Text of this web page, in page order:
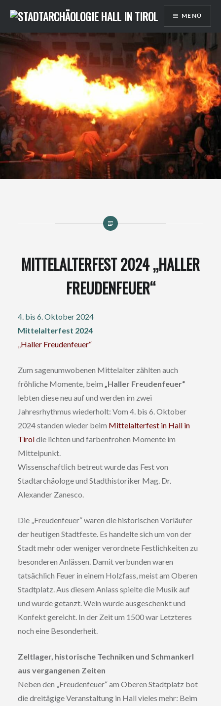
zum
Inhalt
MENÜ
MITTELALTERFEST 2024 „HALLER
FREUDENFEUER“
4. bis 6. Oktober 2024
Mittelalterfest 2024
„Haller Freudenfeuer“
Zum sagenumwobenen Mittelalter zählten auch
fröhliche Momente, beim „Haller Freudenfeuer“
lebten diese neu auf und werden im zwei
Jahresrhythmus wiederholt: Vom 4. bis 6. Oktober
2024 standen wieder beim Mittelalterfest in Hall in
Tiroldie lichten und farbenfrohen Momente im
Mittelpunkt.
Wissenschaftlich betreut wurde das Fest von
Stadtarchäologe und Stadthistoriker Mag. Dr.
Alexander Zanesco.
Die „Freudenfeuer“ waren die historischen Vorläufer
der heutigen Stadtfeste. Es handelte sich um von der
Stadt mehr oder weniger verordnete Festlichkeiten zu
besonderen Anlässen. Damit verbunden waren
tatsächlich Feuer in einem Holzfass, meist am Oberen
Stadtplatz. Aus diesem Anlass spielte die Musik auf
und wurde getanzt. Wein wurde ausgeschenkt und
Konfekt gereicht. In der Zeit um 1500 war Letzteres
noch eine Besonderheit.
Zeltlager, historische Techniken und Schmankerl
aus vergangenen Zeiten
Neben den „Freudenfeuer“ am Oberen Stadtplatz bot
die dreitägige Veranstaltung in Hall vieles mehr: Beim